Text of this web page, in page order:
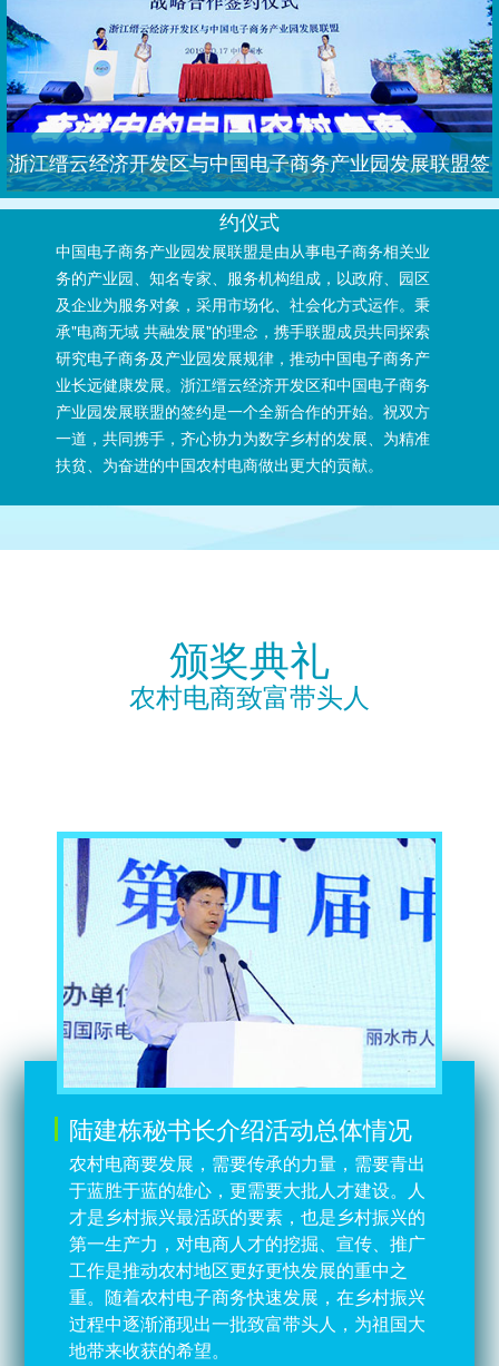
浙江缙云经济开发区与中国电子商务产业园发展联盟签
约仪式
中国电子商务产业园发展联盟是由从事电子商务相关业
务的产业园、知名专家、服务机构组成，以政府、园区
及企业为服务对象，采用市场化、社会化方式运作。秉
承"电商无域 共融发展"的理念，携手联盟成员共同探索
研究电子商务及产业园发展规律，推动中国电子商务产
业长远健康发展。浙江缙云经济开发区和中国电子商务
产业园发展联盟的签约是一个全新合作的开始。祝双方
一道，共同携手，齐心协力为数字乡村的发展、为精准
扶贫、为奋进的中国农村电商做出更大的贡献。
颁奖典礼
农村电商致富带头人
陆建栋秘书长介绍活动总体情况
农村电商要发展，需要传承的力量，需要青出
于蓝胜于蓝的雄心，更需要大批人才建设。人
才是乡村振兴最活跃的要素，也是乡村振兴的
第一生产力，对电商人才的挖掘、宣传、推广
工作是推动农村地区更好更快发展的重中之
重。随着农村电子商务快速发展，在乡村振兴
过程中逐渐涌现出一批致富带头人，为祖国大
地带来收获的希望。